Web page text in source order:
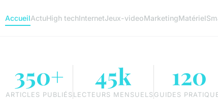
AccueilActuHigh techInternetJeux-videoMarketingMatériel
350+
ARTICLES PUBLIÉS
45k
LECTEURS MENSUELS
120
GUIDES